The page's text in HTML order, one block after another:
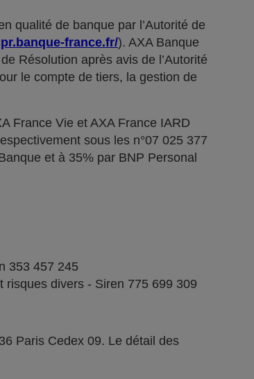
qualité de banque par l’Autorité de
france.fr/). AXA Banque
Résolution après avis de l’Autorité
le compte de tiers, la gestion de
France Vie et AXA France IARD
sous les n°07 025 377
et à 35% par BNP Personal
353 457 245
risques divers - Siren 775 699 309
Paris Cedex 09. Le détail des